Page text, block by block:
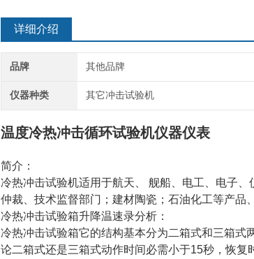
详细介绍
品牌 其他品牌
仪器种类 其它冲击试验机
温度冷热冲击循环试验机仪器仪表
简介：
冷热冲击试验机适用于航天、 舰船、电工、电子
仲裁、技术监督部门；建材陶瓷；石油化工等产品
冷热冲击试验箱升降温速录分析：
冷热冲击试验箱它的结构基本分为二箱式和三箱
论二箱式还是三箱式动作时间必需小于15秒，恢复